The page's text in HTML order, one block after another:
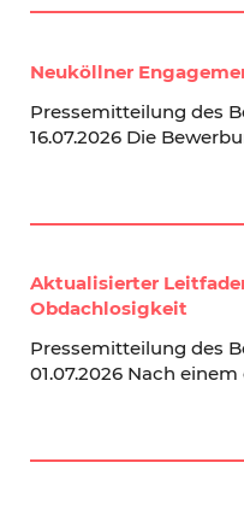
Neuköllner
Pressemitteilung des
16.07.2026 Die
Aktualisierter
Obdachlosigkeit
Pressemitteilung des
01.07.2026 Nach